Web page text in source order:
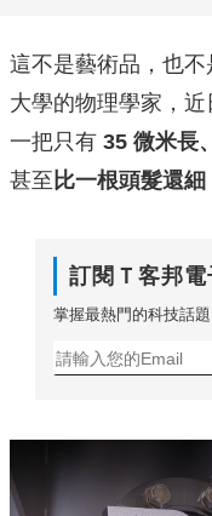
這不是藝術品，也
大學的物理學家，
一把只有 35 微米長
甚至 比一根頭髮還細
訂閱Ｔ客邦電
掌握最熱門的科技話